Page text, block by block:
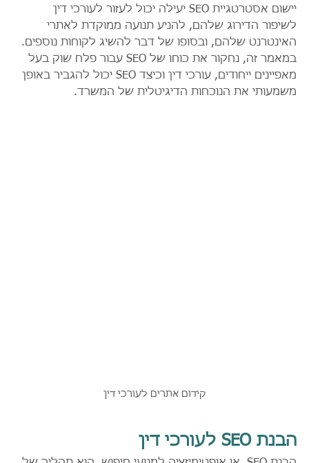
יישום אסטרטגיית SEO יעילה יכול לעזור לעורכי דין
לשיפור הדירוג שלהם, להניע תנועה ממוקדת לאתרי
האינטרנט שלהם, ובסופו של דבר להשיג לקוחות נוספים.
במאמר זה, נחקור את כוחו של SEO עבור פלח שוק בעל
מאפיינים ייחודים, עורכי דין וכיצד SEO יכול להגביר באופן
משמעותי את הנוכחות הדיגיטלית של המשרד.
קידום אתרים לעורכי דין
הבנת SEO לעורכי דין